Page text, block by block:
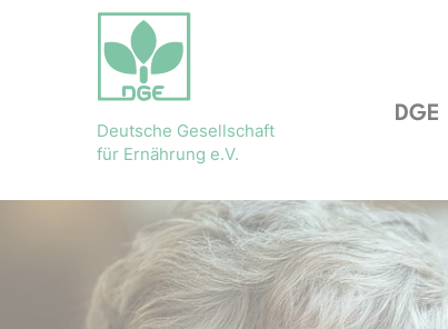
Deutsche Gesellschaft
für Ernährung e.V.
DGE
Startseite
Bühnenslider überspringen